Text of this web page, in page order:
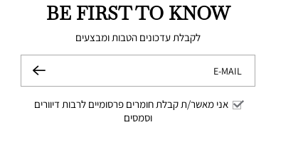
BE FIRST TO KNOW
לקבלת עדכונים הטבות ומבצעים
E-MAIL
אני מאשר/ת קבלת חומרים פרסומיים לרבות דיוורים
וסמסים
שלח